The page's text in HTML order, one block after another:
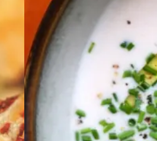
Gem opskrift